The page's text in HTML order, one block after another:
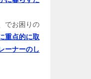
でお困りの
重点的に取
ーナーのし